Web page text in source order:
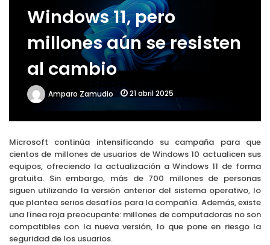
El POCO X6 Pro y el X8 Pro Max: las nuevas apuestas que sacuden el
Windows 11, pero
millones aún se resisten
al cambio
Amparo Zamudio 21 abril 2025
Microsoft continúa intensificando su campaña para que
cientos de millones de usuarios de Windows 10 actualicen sus
equipos, ofreciendo la actualización a Windows 11 de forma
gratuita. Sin embargo, más de 700 millones de personas
siguen utilizando la versión anterior del sistema operativo, lo
que plantea serios desafíos para la compañía. Además, existe
una línea roja preocupante: millones de computadoras no son
compatibles con la nueva versión, lo que pone en riesgo la
seguridad de los usuarios.